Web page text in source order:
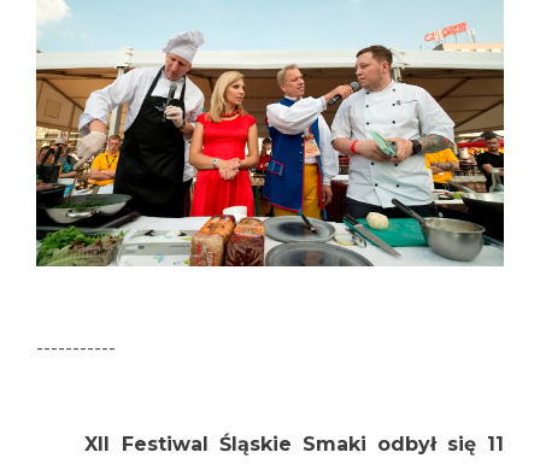
-----------
XII Festiwal Śląskie Smaki odbył się 11